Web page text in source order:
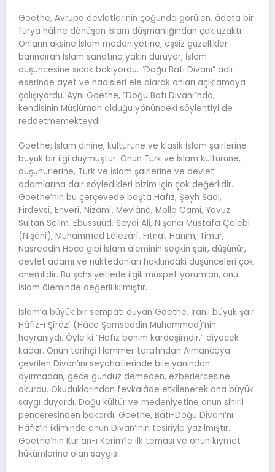
Goethe, Avrupa devletlerinin çoğunda görülen, âdeta bir
furya hâline dönüşen İslam düşmanlığından çok uzaktı.
Onların aksine İslam medeniyetine, eşsiz güzellikler
barındıran İslam sanatına yakın duruyor, İslam
düşüncesine sıcak bakıyordu. “Doğu Batı Divanı” adlı
eserinde ayet ve hadisleri ele alarak onları açıklamaya
çalışıyordu. Aynı Goethe, “Doğu Batı Divanı”nda,
kendisinin Müslüman olduğu yönündeki söylentiyi de
reddetmemekteydi.
Goethe; İslam dinine, kültürüne ve klasik İslam şairlerine
büyük bir ilgi duymuştur. Onun Türk ve İslam kültürüne,
düşünürlerine, Türk ve İslam şairlerine ve devlet
adamlarına dair söyledikleri bizim için çok değerlidir.
Goethe’nin bu çerçevede başta Hafız, Şeyh Sadi,
Firdevsî, Enverî, Nizâmî, Mevlânâ, Molla Cami, Yavuz
Sultan Selim, Ebussuûd, Seydi Ali, Nişancı Mustafa Çelebi
(Nişânî), Muhammed Lâlezârî, Fıtnat Hanım, Timur,
Nasreddin Hoca gibi İslam âleminin seçkin şair, düşünür,
devlet adamı ve nüktedanları hakkındaki düşünceleri çok
önemlidir. Bu şahsiyetlerle ilgili müspet yorumları, onu
İslam âleminde değerli kılmıştır.
İslam’a büyük bir sempati duyan Goethe, İranlı büyük şair
Hâfız-ı Şîrâzî (Hâce Şemseddin Muhammed)’nin
hayranıydı. Öyle ki “Hafız benim kardeşimdir.” diyecek
kadar. Onun tarihçi Hammer tarafından Almancaya
çevrilen Divan’ını seyahatlerinde bile yanından
ayırmadan, gece gündüz demeden, ezberlercesine
okurdu. Okuduklarından fevkalâde etkilenerek ona büyük
saygı duyardı. Doğu kültür ve medeniyetine onun sihirli
penceresinden bakardı. Goethe, Batı-Doğu Divanı’nı
Hâfız’ın ikliminde onun Divan’ının tesiriyle yazılmıştır.
Goethe’nin Kur’an-ı Kerim’le ilk teması ve onun kıymet
hükümlerine olan saygısı.